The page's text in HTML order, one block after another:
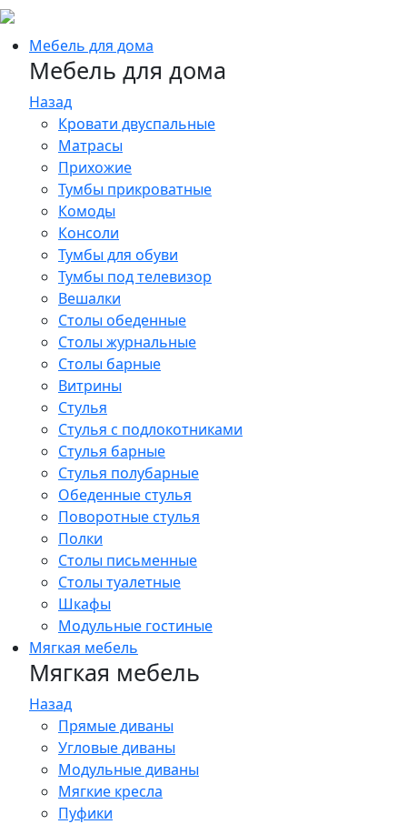
Мебель для дома
Мебель для дома
Назад
Кровати двуспальные
Матрасы
Прихожие
Тумбы прикроватные
Комоды
Консоли
Тумбы для обуви
Тумбы под телевизор
Вешалки
Столы обеденные
Столы журнальные
Столы барные
Витрины
Стулья
Стулья с подлокотниками
Стулья барные
Стулья полубарные
Обеденные стулья
Поворотные стулья
Полки
Столы письменные
Столы туалетные
Шкафы
Модульные гостиные
Мягкая мебель
Мягкая мебель
Назад
Прямые диваны
Угловые диваны
Модульные диваны
Мягкие кресла
Пуфики